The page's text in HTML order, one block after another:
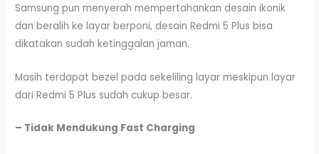
Samsung pun menyerah mempertahankan desain ikonik
dan beralih ke layar berponi, desain Redmi 5 Plus bisa
dikatakan sudah ketinggalan jaman.
Masih terdapat bezel pada sekeliling layar meskipun layar
dari Redmi 5 Plus sudah cukup besar.
– Tidak Mendukung Fast Charging